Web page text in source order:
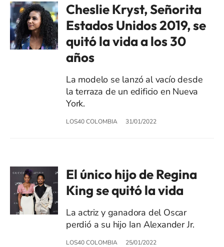
Cheslie Kryst, Señorita
Estados Unidos 2019, se
quitó la vida a los 30
años
La modelo se lanzó al vacío desde
la terraza de un edificio en Nueva
York.
LOS40 COLOMBIA 31/01/2022
El único hijo de Regina
King se quitó la vida
La actriz y ganadora del Oscar
perdió a su hijo Ian Alexander Jr.
LOS40 COLOMBIA 25/01/2022